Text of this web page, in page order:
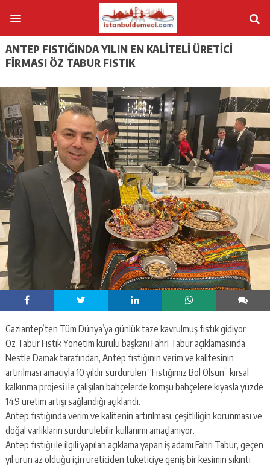
ANTEP FISTIĞINDA YILIN EN KALITELI ÜRETICI
FIRMASI ÖZ TABUR FISTIK
Gaziantep’ten Tüm Dünya’ya günlük taze kavrulmuş fıstık gidiyor
Öz Tabur Fıstık Yönetim kurulu başkanı Fahri Tabur açıklamasında
Nestle Damak tarafından, Antep fıstığının verim ve kalitesinin
artırılması amacıyla 10 yıldır sürdürülen “Fıstığımız Bol Olsun” kırsal
kalkınma projesi ile çalışılan bahçelerde komşu bahçelere kıyasla yüzde
149 üretim artışı sağlandığı açıklandı.
Antep fıstığında verim ve kalitenin artırılması, çeşitliliğin korunması ve
doğal varlıkların sürdürülebilir kullanımı amaçlanıyor.
Antep fıstığı ile ilgili yapılan açıklama yapan iş adamı Fahri Tabur, geçen
yıl ürün az olduğu için üreticiden tüketiciye geniş bir kesimin sıkıntı